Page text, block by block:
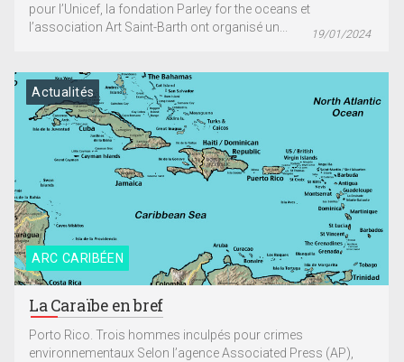
pour l’Unicef, la fondation Parley for the oceans et
l’association Art Saint-Barth ont organisé un...
19/01/2024
ARC CARIBÉEN
Actualités
La Caraïbe en bref
Porto Rico. Trois hommes inculpés pour crimes
environnementaux Selon l’agence Associated Press (AP),